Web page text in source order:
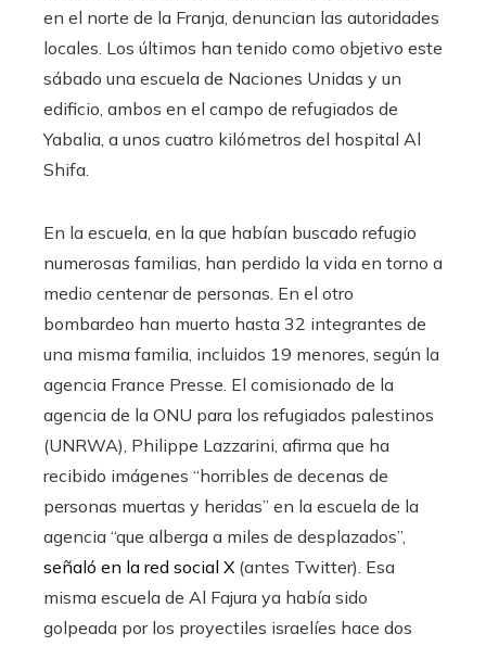
en el norte de la Franja, denuncian las autoridades
locales. Los últimos han tenido como objetivo este
sábado una escuela de Naciones Unidas y un
edificio, ambos en el campo de refugiados de
Yabalia, a unos cuatro kilómetros del hospital Al
Shifa.
En la escuela, en la que habían buscado refugio
numerosas familias, han perdido la vida en torno a
medio centenar de personas. En el otro
bombardeo han muerto hasta 32 integrantes de
una misma familia, incluidos 19 menores, según la
agencia France Presse. El comisionado de la
agencia de la ONU para los refugiados palestinos
(UNRWA), Philippe Lazzarini, afirma que ha
recibido imágenes “horribles de decenas de
personas muertas y heridas” en la escuela de la
agencia “que alberga a miles de desplazados”,
señaló en la red social X (antes Twitter). Esa
misma escuela de Al Fajura ya había sido
golpeada por los proyectiles israelíes hace dos